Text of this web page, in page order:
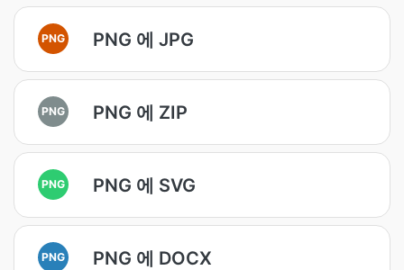
PNG PNG 에 JPG
PNG PNG 에 ZIP
PNG PNG 에 SVG
PNG PNG 에 DOCX